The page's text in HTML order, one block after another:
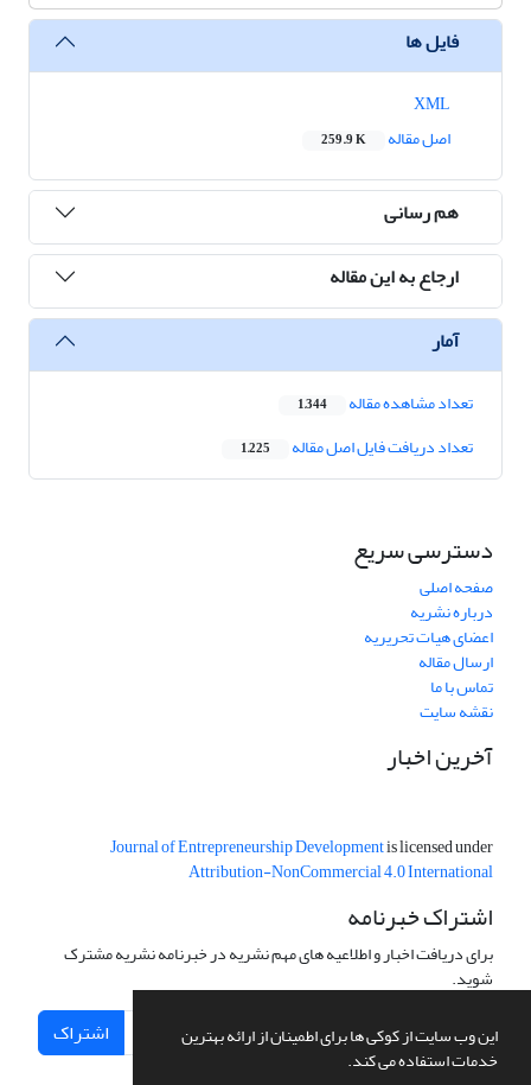
این وب سایت از کوکی ها برای اطمینان از ارائه بهترین
خدمات استفاده می کند.
فایل ها
اصل مقاله
259.9 K
هم رسانی
ارجاع به این مقاله
آمار
تعداد مشاهده مقاله 1,344
تعداد دریافت فایل اصل مقاله 1,225
دسترسی سریع
صفحه اصلی
درباره نشریه
اعضای هیات تحریریه
ارسال مقاله
تماس با ما
نقشه سایت
آخرین اخبار
Journal of Entrepreneurship Developmentis licensed under
Attribution-NonCommercial 4.0 International
اشتراک خبرنامه
برای دریافت اخبار و اطلاعیه های مهم نشریه در خبرنامه نشریه مشترک
شوید.
اشتراک